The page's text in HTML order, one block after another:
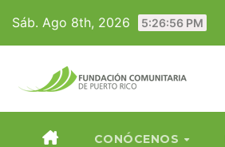
content
Sáb. Ago 8th, 2026 5:26:57 PM
CONÓCENOS